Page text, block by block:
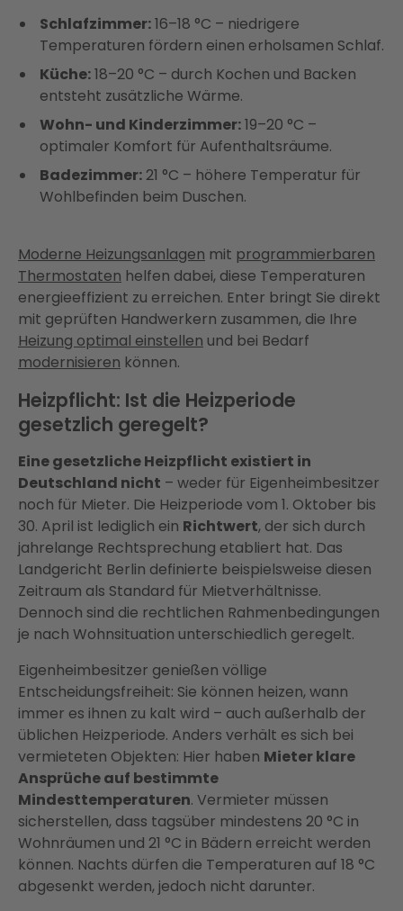
Schlafzimmer:16–18 °C – niedrigere
Temperaturen fördern einen erholsamen Schlaf.
Küche:18–20 °C – durch Kochen und Backen
entsteht zusätzliche Wärme.
Wohn- und Kinderzimmer:19–20 °C –
optimaler Komfort für Aufenthaltsräume.
Badezimmer: 21 °C – höhere Temperatur für
Wohlbefinden beim Duschen.
Moderne Heizungsanlagen mit programmierbaren
Thermostaten helfen dabei, diese Temperaturen
energieeffizient zu erreichen. Enter bringt Sie direkt
mit geprüften Handwerkern zusammen, die Ihre
Heizung optimal einstellen und bei Bedarf
modernisieren können.
Heizpflicht: Ist die Heizperiode
gesetzlich geregelt?
Eine gesetzliche Heizpflicht existiert in
Deutschland nicht – weder für Eigenheimbesitzer
noch für Mieter. Die Heizperiode vom 1. Oktober bis
30. April ist lediglich ein Richtwert, der sich durch
jahrelange Rechtsprechung etabliert hat. Das
Landgericht Berlin definierte beispielsweise diesen
Zeitraum als Standard für Mietverhältnisse.
Dennoch sind die rechtlichen Rahmenbedingungen
je nach Wohnsituation unterschiedlich geregelt.
Eigenheimbesitzer genießen völlige
Entscheidungsfreiheit: Sie können heizen, wann
immer es ihnen zu kalt wird – auch außerhalb der
üblichen Heizperiode. Anders verhält es sich bei
vermieteten Objekten: Hier haben Mieter klare
Ansprüche auf bestimmte
Mindesttemperaturen. Vermieter müssen
sicherstellen, dass tagsüber mindestens 20 °C in
Wohnräumen und 21 °C in Bädern erreicht werden
können. Nachts dürfen die Temperaturen auf 18 °C
abgesenkt werden, jedoch nicht darunter.